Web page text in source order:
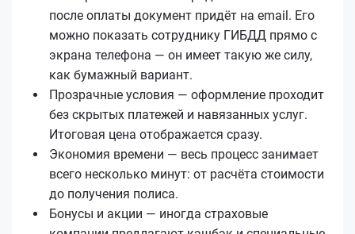
после оплаты документ придёт на email. Его
можно показать сотруднику ГИБДД прямо с
экрана телефона — он имеет такую же силу,
как бумажный вариант.
Прозрачные условия — оформление проходит
без скрытых платежей и навязанных услуг.
Итоговая цена отображается сразу.
Экономия времени — весь процесс занимает
всего несколько минут: от расчёта стоимости
до получения полиса.
Бонусы и акции — иногда страховые